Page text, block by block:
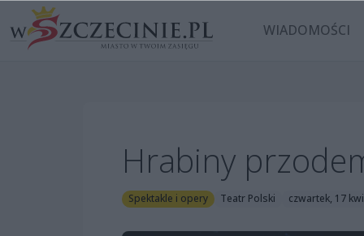
WIADOMOŚCI
Hrabiny
Spektakle i opery Teatr Polski czwartek, 17